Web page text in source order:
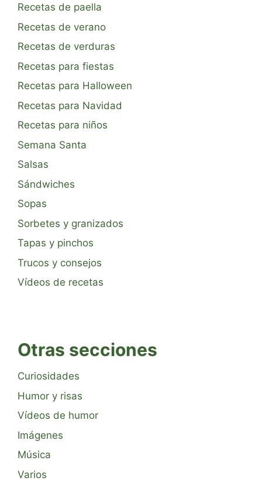
Recetas de paella
Recetas de verano
Recetas de verduras
Recetas para fiestas
Recetas para Halloween
Recetas para Navidad
Recetas para niños
Semana Santa
Salsas
Sándwiches
Sopas
Sorbetes y granizados
Tapas y pinchos
Trucos y consejos
Vídeos de recetas
Otras secciones
Curiosidades
Humor y risas
Vídeos de humor
Imágenes
Música
Varios